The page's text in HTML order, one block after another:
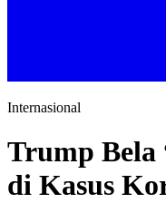
Internasional
Trump Bela
di Kasus